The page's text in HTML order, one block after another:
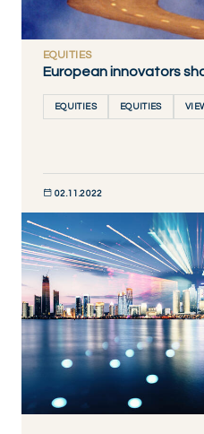
EQUITIES
European innovators
EQUITIES EQUITIES
02.11.2022
DÉCOUVRIR MAINTENANT